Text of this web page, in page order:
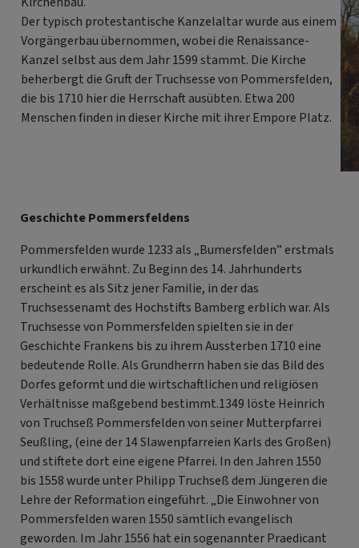
Der typisch protestantische Kanzelaltar wurde aus einem
Vorgängerbau übernommen, wobei die Renaissance-
Kanzel selbst aus dem Jahr 1599 stammt. Die Kirche
beherbergt die Gruft der Truchsesse von Pommersfelden,
die bis 1710 hier die Herrschaft ausübten. Etwa 200
Menschen finden in dieser Kirche mit ihrer Empore Platz.
Geschichte Pommersfeldens
Pommersfelden wurde 1233 als „Bumersfelden” erstmals
urkundlich erwähnt. Zu Beginn des 14. Jahrhunderts
erscheint es als Sitz jener Familie, in der das
Truchsessenamt des Hochstifts Bamberg erblich war. Als
Truchsesse von Pommersfelden spielten sie in der
Geschichte Frankens bis zu ihrem Aussterben 1710 eine
bedeutende Rolle. Als Grundherrn haben sie das Bild des
Dorfes geformt und die wirtschaftlichen und religiösen
Verhältnisse maßgebend bestimmt.1349 löste Heinrich
von Truchseß Pommersfelden von seiner Mutterpfarrei
Seußling, (eine der 14 Slawenpfarreien Karls des Großen)
und stiftete dort eine eigene Pfarrei. In den Jahren 1550
bis 1558 wurde unter Philipp Truchseß dem Jüngeren die
Lehre der Reformation eingeführt. „Die Einwohner von
Pommersfelden waren 1550 sämtlich evangelisch
geworden. Im Jahr 1556 hat ein sogenannter Praedicant